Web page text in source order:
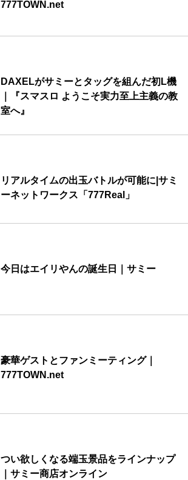
777TOWN.net
DAXELがサミーとタッグを組んだ初L機
｜『スマスロ ようこそ実力至上主義の教
室へ』
リアルタイムの出玉バトルが可能に|サミ
ーネットワークス「777Real」
今日はエイリやんの誕生日｜サミー
豪華ゲストとファンミーティング｜
777TOWN.net
つい欲しくなる端玉景品をラインナップ
｜サミー商店オンライン